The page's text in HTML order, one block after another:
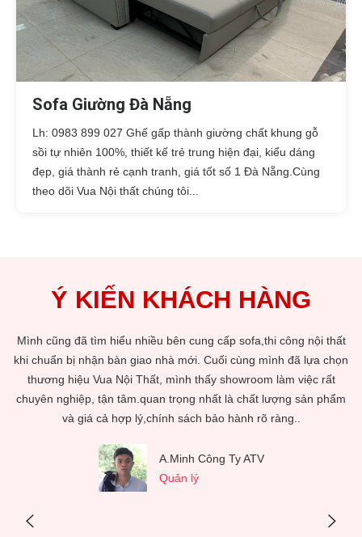
Sofa Giường Đà Nẵng
Lh: 0983 899 027 Ghế gấp thành giường chất khung gỗ
sồi tự nhiên 100%, thiết kế trẻ trung hiện đại, kiểu dáng
đẹp, giá thành rẻ cạnh tranh, giá tốt số 1 Đà Nẵng.Cùng
theo dõi Vua Nội thất chúng tôi...
Ý KIẾN KHÁCH HÀNG
Tôi mới lập gia đình và chuyển về nhà mới. Công việc bề bộn nên
việc trang trí nhà qua bạn bè giới thiệu tôi biết đến Vua Nội Thất.
Tôi cùng vợ mình qua showroom gần nhà mới ở Lê Đại Hành.Qủa
nhiên với các sản phẩm bài trí tại showroom tôi và vợ đã lựa chọn
được sản phẩm ưng ý và kèm thêm dịch vụ thiết kế và thi công
Nội Thất,tôi rất hài lòng về sản phẩm cũng như dịch vụ bên quý
công ty...